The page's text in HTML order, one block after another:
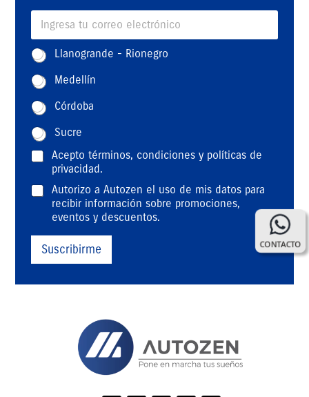
CONTACTO
E
a
i
*
*
E
m
a
l
Z
o
n
a
*
Llanogrande - Rionegro
Medellín
Córdoba
Sucre
T
m
o
o
Acepto términos, condiciones y políticas de
privacidad.
D
e
Autorizo a Autozen el uso de mis datos para
recibir información sobre promociones,
eventos y descuentos.
Suscribirme